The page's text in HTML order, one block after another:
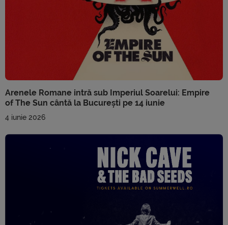
Arenele Romane intră sub Imperiul Soarelui: Empire
of The Sun cântă la București pe 14 iunie
4 iunie 2026